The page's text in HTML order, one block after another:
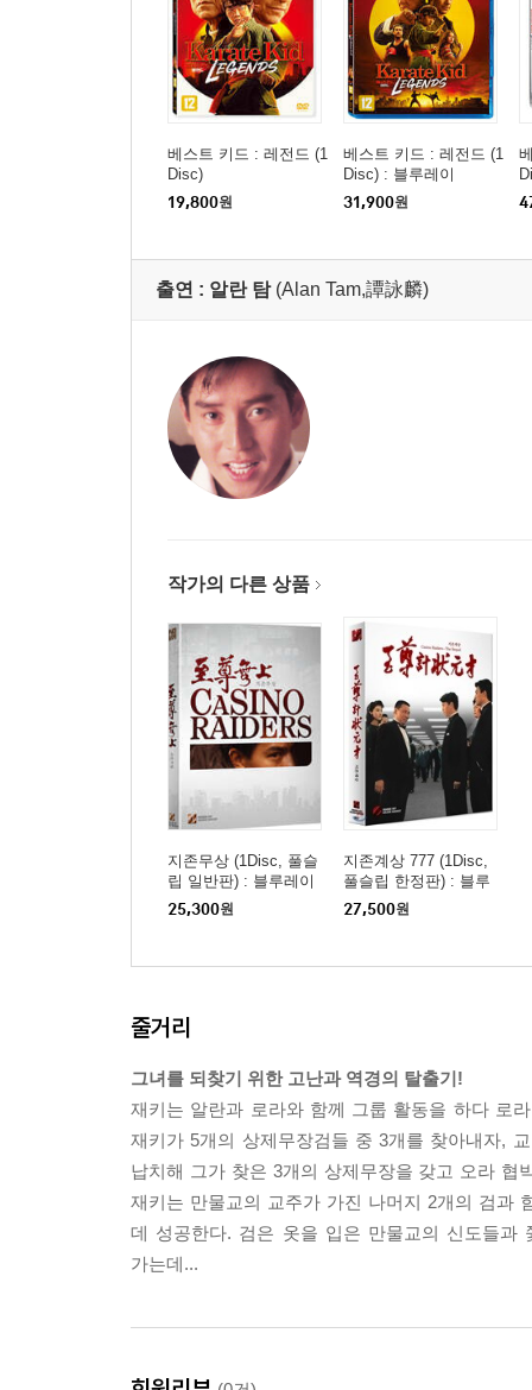
베스트 키드 : 레전드 (1
Disc)
19,800원
베스트 키드 : 레전드 (1
Disc) : 블루레이
31,900원
출연 : 알란 탐 (Alan Tam,譚詠麟)
작가의 다른 상품
지존무상 (1Disc, 풀슬
립 일반판) : 블루레이
25,300원
지존계상 777 (1Disc,
풀슬립 한정판) : 블루
레이
27,500원
줄거리
그녀를 되찾기 위한 고난과 역경의 탈출기!
재키는 알란과 로라와 함께 그룹 활동을 하다 로
재키가 5개의 상제무장검들 중 3개를 찾아내자,
납치해 그가 찾은 3개의 상제무장을 갖고 오라
재키는 만물교의 교주가 가진 나머지 2개의 검과
데 성공한다. 검은 옷을 입은 만물교의 신도들과
가는데...